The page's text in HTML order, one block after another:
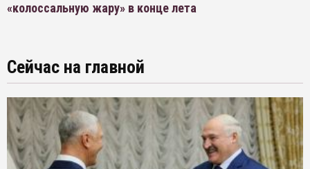
«колоссальную жару» в конце лета
Сейчас на главной